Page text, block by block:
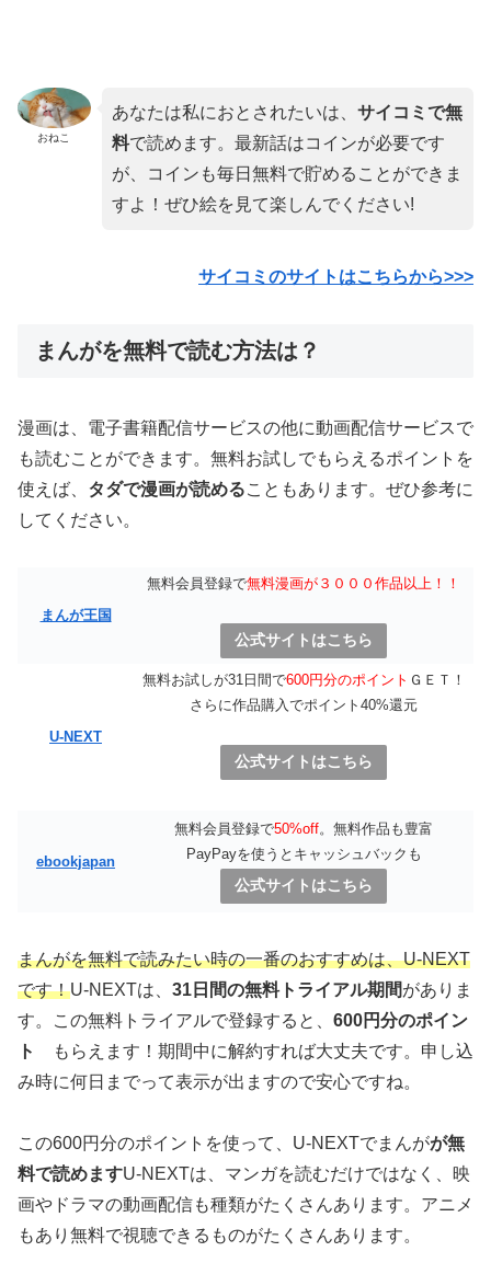
おねこ
あなたは私におとされたいは、 サイコミで無
料で読めます。最新話はコインが必要です
が、コインも毎日無料で貯めることができま
すよ！ぜひ絵を見て楽しんでください!
サイコミのサイトはこちらから>>>
まんがを無料で読む方法は？
漫画は、電子書籍配信サービスの他に動画配信サービスで
も読むことができます。無料お試しでもらえるポイントを
使えば、 タダで漫画が読めることもあります。ぜひ参考に
してください。
まんが王国
無料会員登録で無料漫画が３０００作品以上！！
公式サイトはこちら
U-NEXT
無料お試しが31日間で600円分のポイント ＧＥＴ！
さらに作品購入でポイント40%還元
公式サイトはこちら
ebookjapan
無料会員登録で50%off。無料作品も豊富
PayPayを使うとキャッシュバックも
公式サイトはこちら
まんがを無料で読みたい時の一番のおすすめは、U-NEXT
です！U-NEXTは、 31日間の無料トライアル期間がありま
す。この無料トライアルで登録すると、 600円分のポイン
ト
もらえます！期間中に解約すれば大丈夫です。申し込
み時に何日までって表示が出ますので安心ですね。
この600円分のポイントを使って、U-NEXTでまんがが無
料で読めますU-NEXTは、マンガを読むだけではなく、映
画やドラマの動画配信も種類がたくさんあります。アニメ
もあり無料で視聴できるものがたくさんあります。